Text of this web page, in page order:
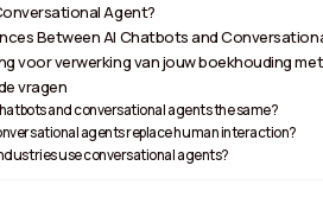
Agent?
Between AI Chatbots and
voor verwerking van jouw boekhouding
vragen
and conversational agents the same?
agents replace human interaction?
use conversational agents?